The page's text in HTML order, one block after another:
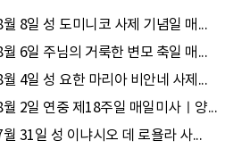
8일 성 도미니코 사제 기념일 매...
6일 주님의 거룩한 변모 축일 매...
4일 성 요한 마리아 비안네 사제...
2일 연중 제18주일 매일미사ㅣ양...
31일 성 이냐시오 데 로욜라 사...